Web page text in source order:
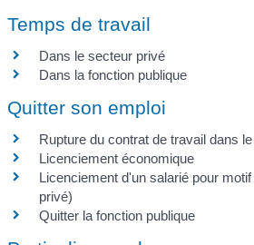
Temps de travail
Dans le secteur privé
Dans la fonction publique
Quitter son emploi
Rupture du contrat de travail dans
Licenciement économique
Licenciement d'un salarié pour
privé)
Quitter la fonction publique